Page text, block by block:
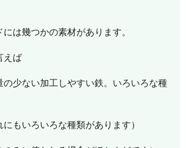
は幾つかの素材があります。
えば
の少ない加工しやすい鉄。いろいろな種
もいろいろな種類があります）